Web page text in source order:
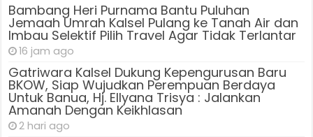
Bambang Heri Purnama Bantu Puluhan
Jemaah Umrah Kalsel Pulang ke Tanah Air dan
Imbau Selektif Pilih Travel Agar Tidak Terlantar
16 jam ago
Gatriwara Kalsel Dukung Kepengurusan Baru
BKOW, Siap Wujudkan Perempuan Berdaya
Untuk Banua, Hj. Ellyana Trisya : Jalankan
Amanah Dengan Keikhlasan
2 hari ago